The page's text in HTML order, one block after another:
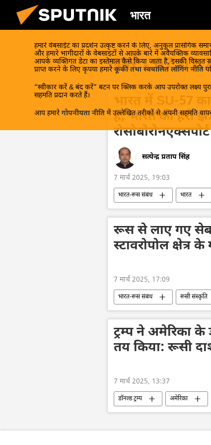
भारत
हमारे वेबसाईट का प्रदर्शन उत्कृष्ट करने के लिए, अनुकूल प्रासंगिक
और हमारे भागीदारों के वेबसाइटों से आपके बारे में अवैयक्तिक
आपके व्यक्तिगत डेटा का इस्तेमाल कैसे किया जाता है, इसकी विस्तृत
प्राप्त करने के लिए कृपया हमारे कूकी तथा स्वचालित लॉगिंग नीति
“स्वीकार करें & बंद करें” बटन पर क्लिक करके आप उपरोक्त लक्ष्य
सहमति प्रदान करते हैं।
आप हमारे गोपनीयता नीति में उल्लेखित तरीकों से अपनी सहमति
खबरें -
है, भारत की हरी
रोसोबोरोनएक्सपोर्ट
सत्येन्द्र प्रताप सिंह
7 मार्च 2025, 19:03
भारत-रूस संबंध भारत
रोसोबोरोनेक्सपोर्ट
रूस
हथियारों की आपूर्ति
रूस से लाए गए
स्टावरोपोल क्षेत्र के
7 मार्च 2025, 17:09
भारत-रूस संबंध रूसी संस्कृति
भारत का विकास
द्विपक्षीय रिश्ते
ट्रम्प ने अमेरिका के
तय किया: रूसी
7 मार्च 2025, 13:37
डॉनल्ड ट्रम्प अमेरिका
व्हाइट हाउस
वाशिंगटन